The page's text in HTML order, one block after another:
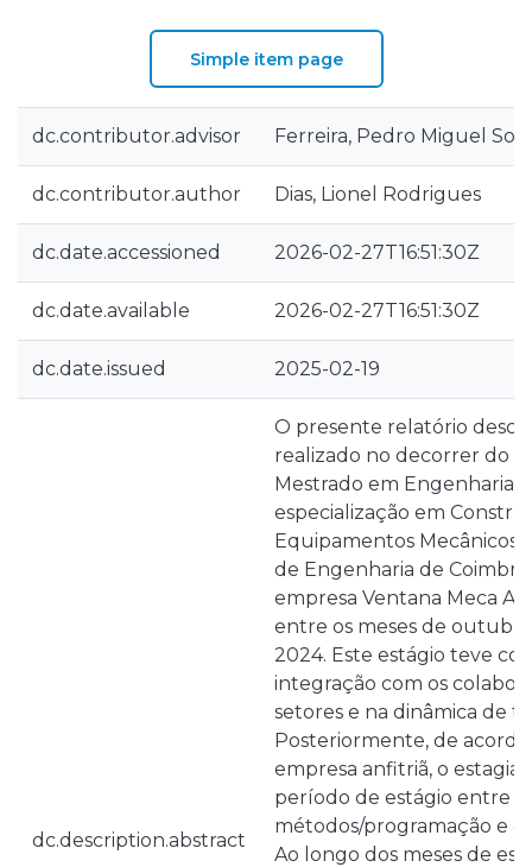
Simple item page
dc.contributor.advisor Ferreira, Pedro Miguel
dc.contributor.author Dias, Lionel Rodrigues
dc.date.accessioned 2026-02-27T16:51:30Z
dc.date.available 2026-02-27T16:51:30Z
dc.date.issued 2025-02-19
dc.description.abstract
O presente relatório
realizado no decorrer do
Mestrado em Engenharia
especialização em
Equipamentos Mecânicos
de Engenharia de Coimbra
empresa Ventana Meca
entre os meses de
2024. Este estágio teve
integração com os
setores e na dinâmica de
Posteriormente, de acordo
empresa anfitriã, o
período de estágio entre
métodos/programação e
Ao longo dos meses de